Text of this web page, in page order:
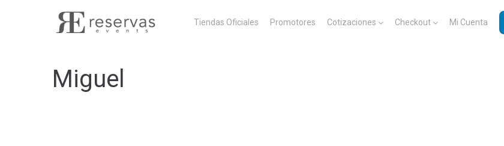
Tiendas Oficiales Promotores Cotizaciones Checkout Mi Cuenta
Miguel